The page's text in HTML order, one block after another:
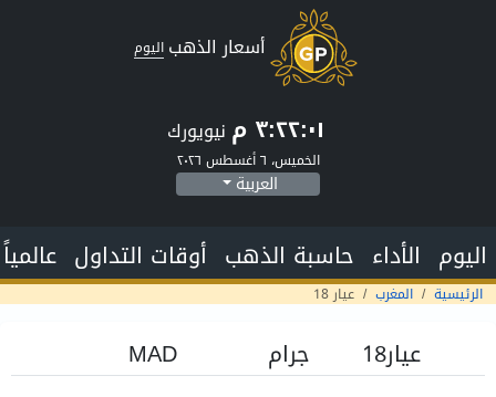
أسعار الذهب اليوم
٣:٢٢:٠٢ م نيويورك
الخميس، ٦ أغسطس ٢٠٢٦
العربية
اليوم الأداء حاسبة الذهب أوقات التداول عالمياً
الرئيسية المغرب عيار 18